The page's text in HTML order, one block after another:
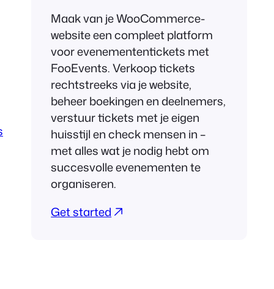
Maak van je WooCommerce-
website een compleet platform
voor evenemententickets met
FooEvents. Verkoop tickets
rechtstreeks via je website,
beheer boekingen en deelnemers,
verstuur tickets met je eigen
huisstijl en check mensen in –
met alles wat je nodig hebt om
succesvolle evenementen te
organiseren.
Get started